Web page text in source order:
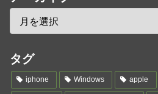
タグ
iphone Windows apple